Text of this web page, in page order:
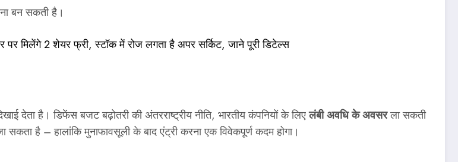
बन सकती है।
मिलेंगे 2 शेयर फ्री, स्टॉक में रोज लगता है अपर सर्किट, जाने पूरी डिटेल्स
देता है। डिफेंस बजट बढ़ोतरी की अंतरराष्ट्रीय नीति, भारतीय कंपनियों के लिएलंबी अवधि के अवसरला सकती
है – हालांकि मुनाफावसूली के बाद एंट्री करना एक विवेकपूर्ण कदम होगा।